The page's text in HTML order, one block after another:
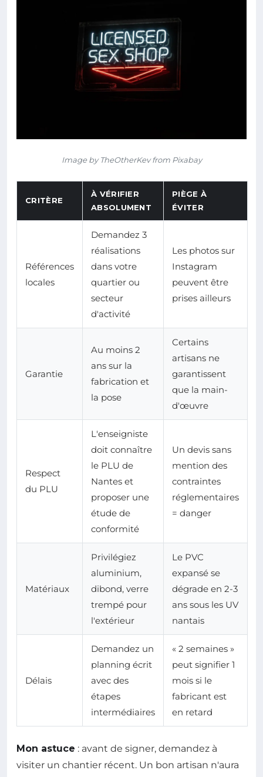
Image by TheOtherKev from Pixabay
CRITÈRE
À VÉRIFIER
ABSOLUMENT
PIÈGE À
ÉVITER
Références
locales
Demandez 3
réalisations
dans votre
quartier ou
secteur
d'activité
Les photos sur
Instagram
peuvent être
prises ailleurs
Garantie
Au moins 2
ans sur la
fabrication et
la pose
Certains
artisans ne
garantissent
que la main-
d'œuvre
Respect
du PLU
L'enseigniste
doit connaître
le PLU de
Nantes et
proposer une
étude de
conformité
Un devis sans
mention des
contraintes
réglementaires
= danger
Matériaux
Privilégiez
aluminium,
dibond, verre
trempé pour
l'extérieur
Le PVC
expansé se
dégrade en 2-3
ans sous les UV
nantais
Délais
Demandez un
planning écrit
avec des
étapes
intermédiaires
« 2 semaines »
peut signifier 1
mois si le
fabricant est
en retard
Mon astuce : avant de signer, demandez à
visiter un chantier récent. Un bon artisan n'aura